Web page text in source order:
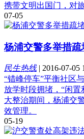
携带文明出国门，对
07-05
杨浦交警多举措
民生热线| 2016-07-05
“错峰停车”平衡社区
放学时段拥堵，“闲
大整治期间，杨浦交
效管理。
05-19